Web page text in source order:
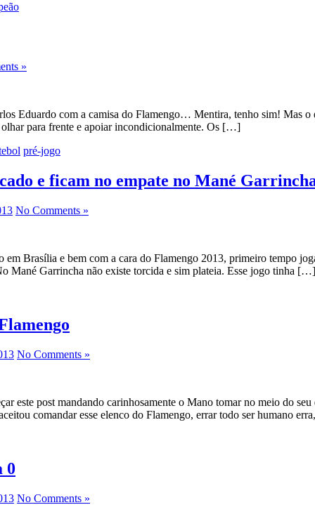
»
Eduardo com a camisa do Flamengo… Mentira, tenho sim! Mas
para frente e apoiar incondicionalmente. Os […]
pré-jogo
e ficam no empate no Mané
No Comments »
Brasília e bem com a cara do Flamengo 2013, primeiro tempo
Mané Garrincha não existe torcida e sim plateia. Esse jogo tinha […]
No Comments »
este post mandando carinhosamente o Mano tomar no meio do
comandar esse elenco do Flamengo, errar todo ser humano
0
No Comments »